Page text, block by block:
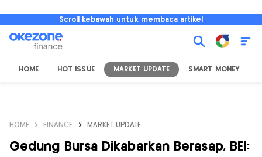
Scroll kebawah untuk membaca artikel
HOME HOT ISSUE MARKET UPDATE SMART MONEY
HOME FINANCE MARKET UPDATE
Gedung Bursa Dikabarkan Berasap, BEI: